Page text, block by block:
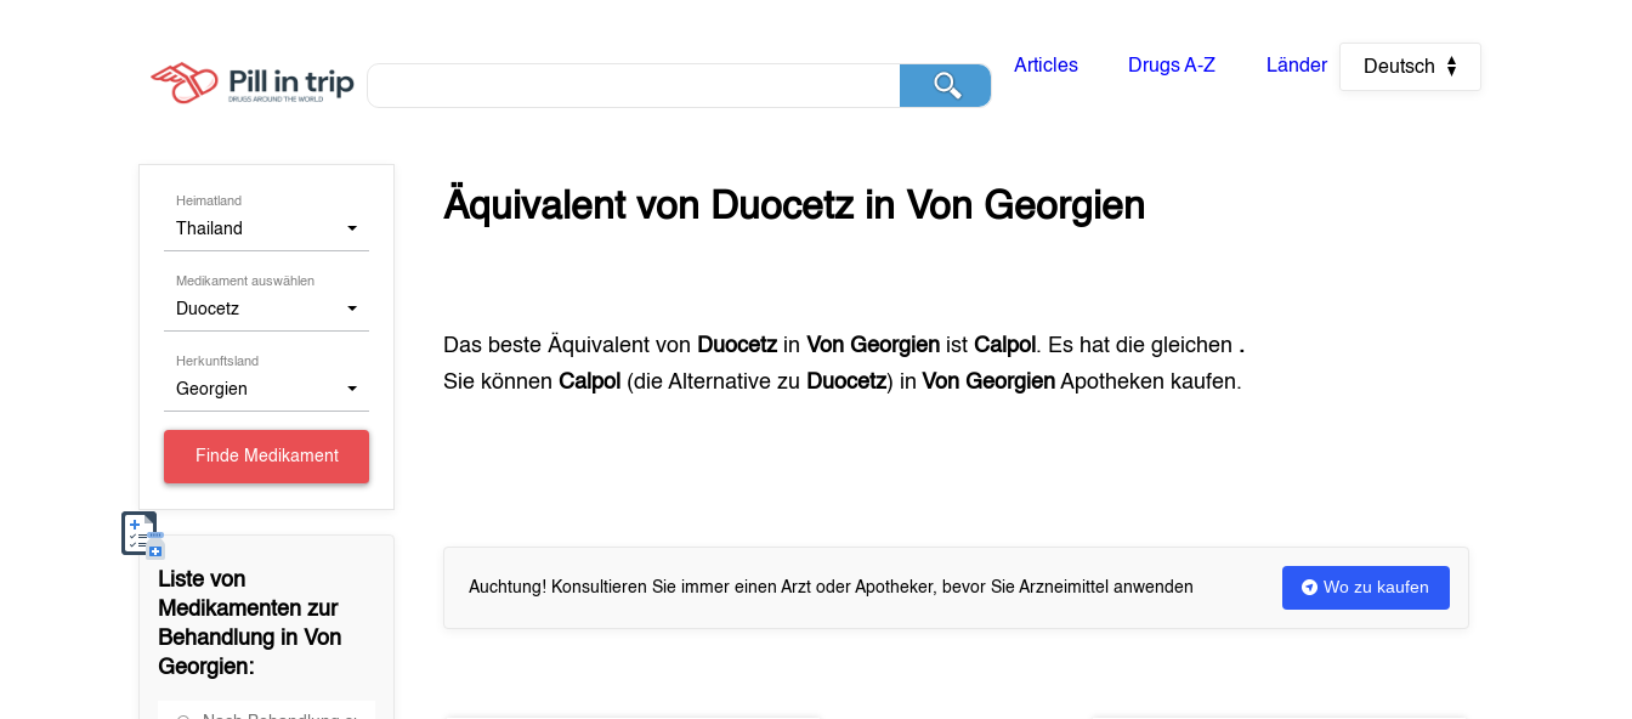
Articles Drugs A-Z Länder Deutsch
Heimatland
Thailand
Medikament auswählen
Duocetz
Herkunftsland
Georgien
Finde Medikament
Liste von
Medikamenten zur
Behandlung in Von
Georgien:
Äquivalent von Duocetzin Von Georgien
Das beste Äquivalent von Duocetz in Von Georgien istCalpol . Es hat die gleichen .
Sie könnenCalpol (die Alternative zu Duocetz) in Von Georgien Apotheken kaufen.
Auchtung! Konsultieren Sie immer einen Arzt oder Apotheker, bevor Sie Arzneimittel anwenden Wo zu kaufen